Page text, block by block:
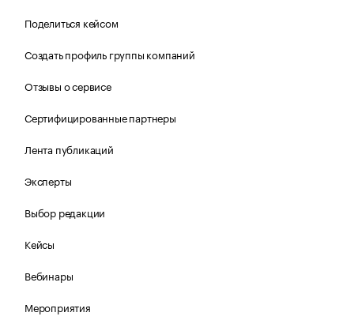
Поделиться кейсом
Создать профиль группы компаний
Отзывы о сервисе
Сертифицированные партнеры
Лента публикаций
Эксперты
Выбор редакции
Кейсы
Вебинары
Мероприятия